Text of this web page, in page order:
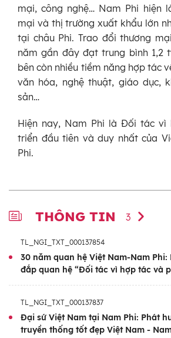
mại, công nghệ… Nam Phi hiện
mại và thị trường xuất khẩu lớn
tại châu Phi. Trao đổi thương
năm gần đây đạt trung bình 1,2
bên còn nhiều tiềm năng hợp tác
văn hóa, nghệ thuật, giáo dục,
sản…
Hiện nay, Nam Phi là Đối tác
triển đầu tiên và duy nhất của
Phi.
THÔNG TIN 3
TL_NGI_TXT_000137854
30 năm quan hệ Việt Nam-Nam
đắp quan hệ “Đối tác vì hợp tác và
TL_NGI_TXT_000137837
Đại sứ Việt Nam tại Nam Phi: Phát
truyền thống tốt đẹp Việt Nam -